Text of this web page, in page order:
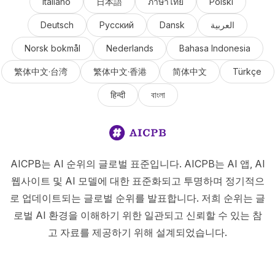
Deutsch Русский Dansk العربية
Norsk bokmål Nederlands Bahasa Indonesia
繁体中文·台湾 繁体中文·香港 简体中文 Türkçe
हिन्दी বাংলা
AICPB는 AI 순위의 글로벌 표준입니다. AICPB는 AI 앱, AI
웹사이트 및 AI 모델에 대한 표준화되고 투명하며 정기적으
로 업데이트되는 글로벌 순위를 발표합니다. 저희 순위는 글
로벌 AI 환경을 이해하기 위한 일관되고 신뢰할 수 있는 참
고 자료를 제공하기 위해 설계되었습니다.